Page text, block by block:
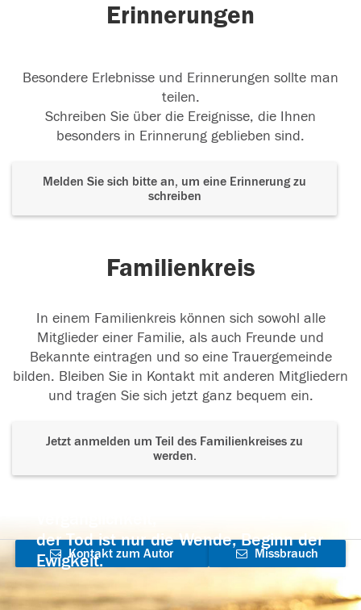
Erinnerungen
Besondere Erlebnisse und Erinnerungen sollte man
teilen.
Schreiben Sie über die Ereignisse, die Ihnen
besonders in Erinnerung geblieben sind.
Melden Sie sich bitte an, um eine Erinnerung zu
schreiben
Familienkreis
In einem Familienkreis können sich sowohl alle
Mitglieder einer Familie, als auch Freunde und
Bekannte eintragen und so eine Trauergemeinde
bilden. Bleiben Sie in Kontakt mit anderen Mitgliedern
und tragen Sie sich jetzt ganz bequem ein.
Jetzt anmelden um Teil des Familienkreises zu
werden.
der Tod ist nur die Wende, Beginn der
Ewigkeit.
Kontakt zum Autor
aufnehmen
Missbrauch